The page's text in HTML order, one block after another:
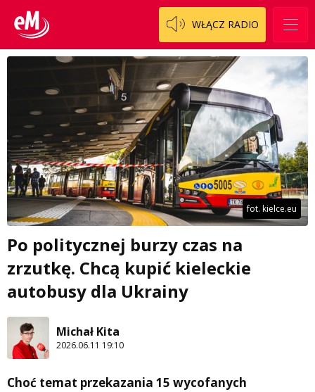
WŁĄCZ RADIO
fot. kielce.eu
Po politycznej burzy czas na
zrzutkę. Chcą kupić kieleckie
autobusy dla Ukrainy
Michał Kita
2026.06.11 19:10
Choć temat przekazania 15 wycofanych